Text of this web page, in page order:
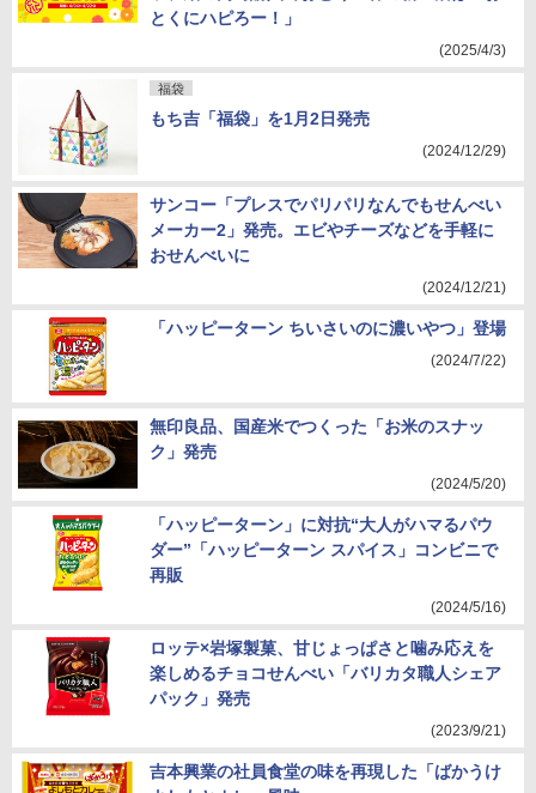
とくにハピろー！」
(2025/4/3)
福袋
もち吉「福袋」を1月2日発売
(2024/12/29)
サンコー「プレスでパリパリなんでもせんべい
メーカー2」発売。エビやチーズなどを手軽に
おせんべいに
(2024/12/21)
「ハッピーターン ちいさいのに濃いやつ」登場
(2024/7/22)
無印良品、国産米でつくった「お米のスナッ
ク」発売
(2024/5/20)
「ハッピーターン」に対抗“大人がハマるパウ
ダー”「ハッピーターン スパイス」コンビニで
再販
(2024/5/16)
ロッテ×岩塚製菓、甘じょっぱさと噛み応えを
楽しめるチョコせんべい「バリカタ職人シェア
パック」発売
(2023/9/21)
吉本興業の社員食堂の味を再現した「ばかうけ